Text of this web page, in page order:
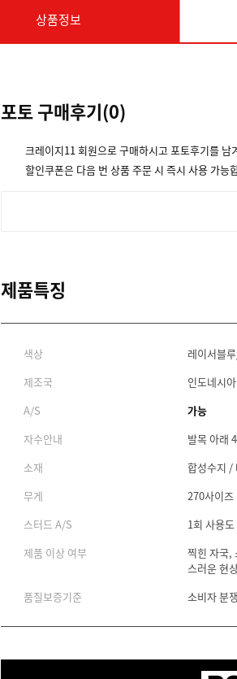
상품정보
포토 구매후기(0)
크레이지11 회원으로 구매하시고 포토후기를 남
할인쿠폰은 다음 번 상품 주문 시 즉시 사용 가능
제품특징
색상
레이서블
제조국
인도네시아
A/S
가능
자수안내
발목 아래
소재
합성수지 /
무게
270사이즈
스터드 A/S
1회 사용
제품 이상 여부
찍힌 자국,
스러운 현
품질보증기준
소비자 분